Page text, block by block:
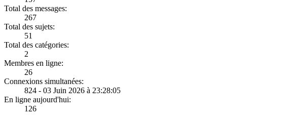
Total des messages:
267
Total des sujets:
51
Total des catégories:
2
Membres en ligne:
26
Connexions simultanées:
824 - 03 Juin 2026 à 23:28:05
En ligne aujourd'hui:
126